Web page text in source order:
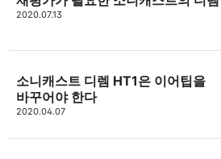
2020.07.13
소니캐스트 디렘 HT1은 이어팁을
바꾸어야 한다
2020.04.07